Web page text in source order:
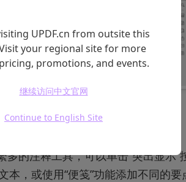
UPDF.cn from outsite this
your regional site for more
promotions, and events.
继续访问中文官网
Continue to English Site
文件
多的注释工具，可以单击“突出显示”
本，或使用“便笺”功能添加不同的要